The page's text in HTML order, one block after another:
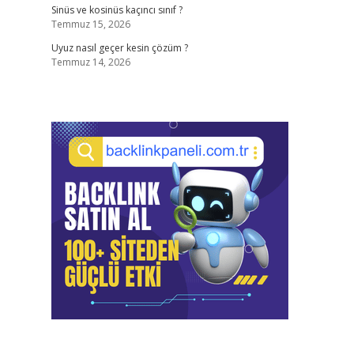
Sinüs ve kosinüs kaçıncı sınıf ?
Temmuz 15, 2026
Uyuz nasıl geçer kesin çözüm ?
Temmuz 14, 2026